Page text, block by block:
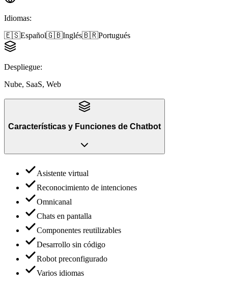
Idiomas:
🇪🇸Español🇬🇧Inglés🇧🇷Portugués
Despliegue:
Nube, SaaS, Web
Características y Funciones de Chatbot
Asistente virtual
Reconocimiento de intenciones
Omnicanal
Chats en pantalla
Componentes reutilizables
Desarrollo sin código
Robot preconfigurado
Varios idiomas